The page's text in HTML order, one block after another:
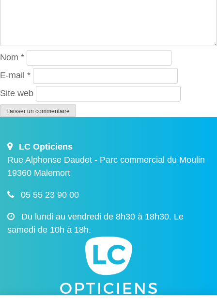
Nom *
E-mail *
Site web
LC Opticiens
Rue Alphonse Daudet - Parc commercial du Moulin
19360 Malemort
05 55 23 90 00
Du lundi au vendredi de 8h30 à 18h30. Le
samedi de 10h à 18h.